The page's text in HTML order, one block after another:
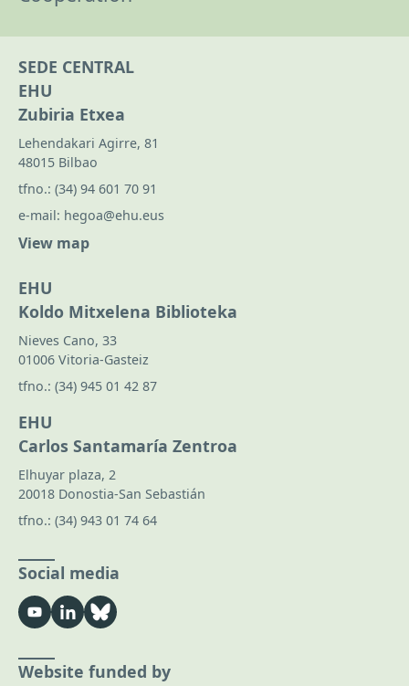
SEDE CENTRAL
EHU
Zubiria Etxea
Lehendakari Agirre, 81
48015 Bilbao
tfno.: (34) 94 601 70 91
e-mail: hegoa@ehu.eus
View map
EHU
Koldo Mitxelena Biblioteka
Nieves Cano, 33
01006 Vitoria-Gasteiz
tfno.: (34) 945 01 42 87
EHU
Carlos Santamaría Zentroa
Elhuyar plaza, 2
20018 Donostia-San Sebastián
tfno.: (34) 943 01 74 64
Social media
Website funded by